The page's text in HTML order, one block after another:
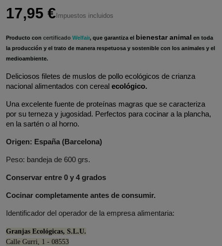
17,95 € Impuestos incluidos
Producto con certificado Welfair, que garantiza el bienestar animal en toda
la producción y el trato de manera respetuosa y sostenible con los animales y el
medioambiente.
Deliciosos filetes de muslos de pollo ecológicos de crianza
nacional alimentados con cereal ecológico.
Una excelente fuente de proteínas magras que se caracteriza
por su terneza y jugosidad. Perfectos para cocinar a la plancha,
en la sartén o al horno.
Origen: España (Barcelona)
Peso: bandeja de 600 grs.
Conservar entre 0 y 4 grados
Cocinar completamente antes de consumir.
Identificador del operador de la empresa alimentaria:
Granjas Ecológicas, S.L.U.
Calle Gurri, 1 - 08553